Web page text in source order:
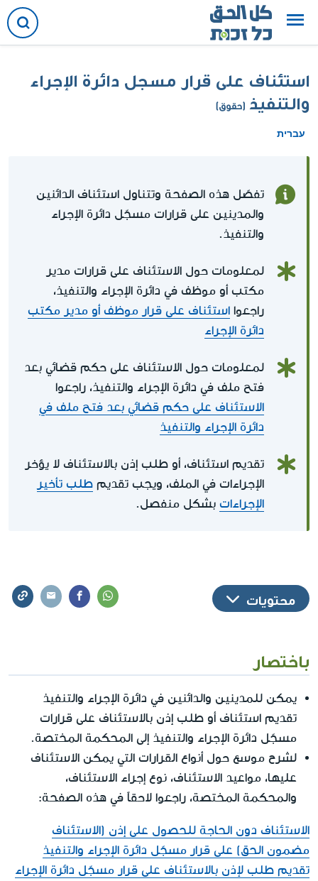
استئناف على قرار مسجل دائرة الإجراء
والتنفيذ (حقوق)
עברית
تفصّل هذه الصفحة وتتناول استئناف الدائنين
والمدينين على قرارات مسجّل دائرة الإجراء
والتنفيذ.
لمعلومات حول الاستئناف على قرارات مدير
مكتب أو موظف في دائرة الإجراء والتنفيذ،
راجعوا استئناف على قرار موظف أو مدير مكتب
دائرة الإجراء
لمعلومات حول الاستئناف على حكم قضائي بعد
فتح ملف في دائرة الإجراء والتنفيذ، راجعوا
الاستئناف على حكم قضائي بعد فتح ملف في
دائرة الإجراء والتنفيذ
تقديم استئناف، أو طلب إذن بالاستئناف لا يؤخر
الإجراءات في الملف، ويجب تقديم طلب تأخير
الإجراءات بشكل منفصل.
محتويات
باختصار
يمكن للمدينين والدائنين في دائرة الإجراء والتنفيذ
تقديم استئناف أو طلب إذن بالاستئناف على قرارات
مسجّل دائرة الإجراء والتنفيذ إلى المحكمة المختصة.
لشرح موسع حول أنواع القرارات التي يمكن الاستئناف
عليها، مواعيد الاستئناف، نوع إجراء الاستئناف،
والمحكمة المختصة، راجعوا لاحقاً في هذه الصفحة:
الاستئناف دون الحاجة للحصول على إذن (الاستئناف
مضمون الحق) على قرار مسجّل دائرة الإجراء والتنفيذ
تقديم طلب لإذن بالاستئناف على قرار مسجّل دائرة الإجراء